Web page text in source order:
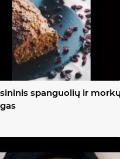
spanguolių ir morkų